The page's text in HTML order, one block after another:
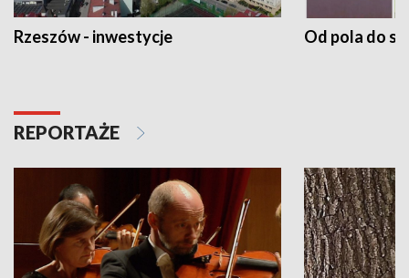
Rzeszów - inwestycje Od pola do
REPORTAŻE